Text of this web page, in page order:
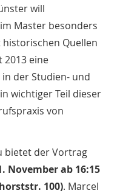
will
Master besonders
Quellen
2013 eine
der Studien- und
wichtiger Teil dieser
von
bietet der Vortrag
November ab 16:15
100). Marcel